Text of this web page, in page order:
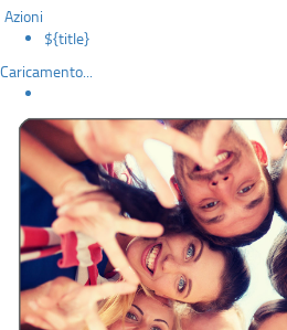
Azioni
${title}
Caricamento...